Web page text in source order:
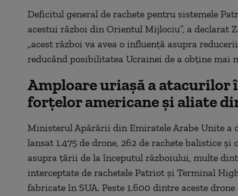
Deficitul general de rachete pentru sistemele
acestui război din Orientul Mijlociu”, a declarat
„acest război va avea o influență asupra
reducând posibilitatea Ucrainei de a obține mai
Amploare uriașă a
forțelor americane și aliate
Ministerul Apărării din Emiratele Arabe Unite a
lansat 1.475 de drone, 262 de rachete balistice și
asupra țării de la începutul războiului, multe
interceptate de rachetele Patriot și Terminal
fabricate în SUA. Peste 1.600 dintre aceste